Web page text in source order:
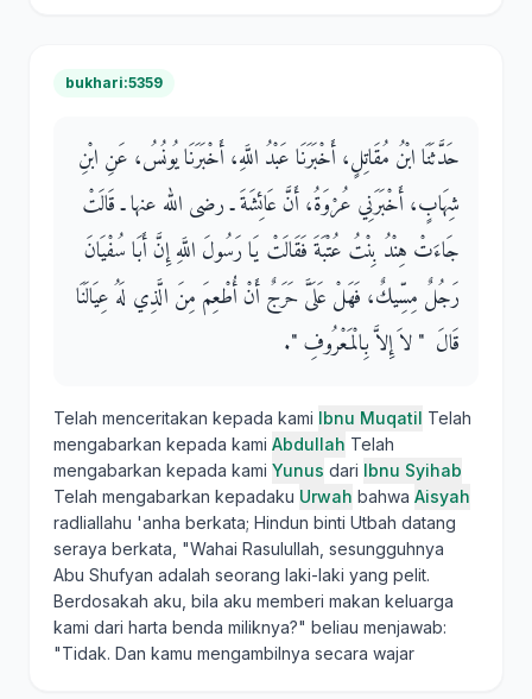
bukhari:5359
حَدَّثَنَا ابْنُ مُقَاتِلٍ، أَخْبَرَنَا عَبْدُ اللَّهِ، أَخْبَرَنَا يُونُسُ، عَنِ ابْنِ
شِهَابٍ، أَخْبَرَنِي عُرْوَةُ، أَنَّ عَائِشَةَ ـ رضى الله عنها ـ قَالَتْ
جَاءَتْ هِنْدُ بِنْتُ عُتْبَةَ فَقَالَتْ يَا رَسُولَ اللَّهِ إِنَّ أَبَا سُفْيَانَ
رَجُلٌ مِسِّيكٌ، فَهَلْ عَلَىَّ حَرَجٌ أَنْ أُطْعِمَ مِنَ الَّذِي لَهُ عِيَالَنَا
قَالَ ‏ "‏ لاَ إِلاَّ بِالْمَعْرُوفِ ‏"‏‏.‏
Telah menceritakan kepada kami Ibnu Muqatil Telah
mengabarkan kepada kami Abdullah Telah
mengabarkan kepada kami Yunus dari Ibnu Syihab
Telah mengabarkan kepadaku Urwah bahwa Aisyah
radliallahu 'anha berkata; Hindun binti Utbah datang
seraya berkata, "Wahai Rasulullah, sesungguhnya
Abu Shufyan adalah seorang laki-laki yang pelit.
Berdosakah aku, bila aku memberi makan keluarga
kami dari harta benda miliknya?" beliau menjawab:
"Tidak. Dan kamu mengambilnya secara wajar